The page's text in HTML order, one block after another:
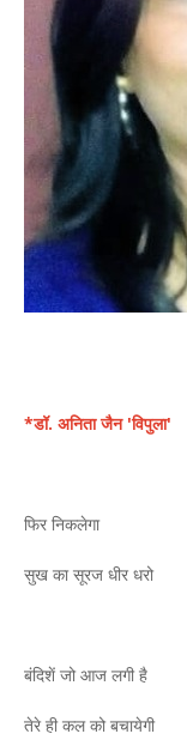
*डॉ. अनिता जैन 'विपुला'
फिर निकलेगा
सुख का सूरज धीर धरो
बंदिशें जो आज लगी है
तेरे ही कल को बचायेगी